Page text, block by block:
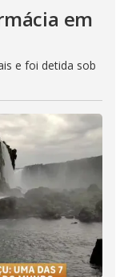
em
e foi detida sob